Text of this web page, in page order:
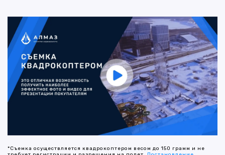
*Съемка осуществляется квадрокоптером весом до 150 грамм и не